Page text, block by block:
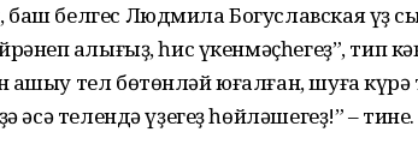
белгес Людмила Богуславская үҙ
ҡалығыҙ, һис үкенмәҫһегеҙ”, тип
ашыу тел бөтөнләй юғалған, шуға күрә
әсә телендә үҙегеҙ һөйләшегеҙ!” – тине.